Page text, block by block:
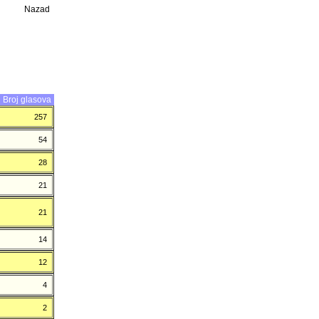
Nazad
Broj glasova
257
54
28
21
21
14
12
4
2